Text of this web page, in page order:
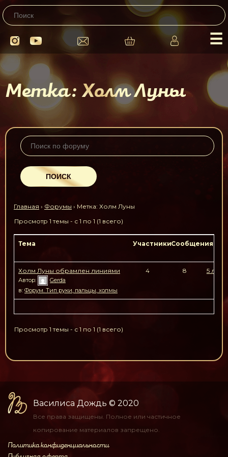
☰
Метка: Холм Луны
Главная › Форумы › Метка: Холм Луны
Просмотр 1 темы - с 1 по 1 (1 всего)
Тема УчастникиСообщения
Холм Луны обрамлен линиями
Автор:
Gerda
в: Форум. Тип руки, пальцы, холмы
4 8
5 лет,
Просмотр 1 темы - с 1 по 1 (1 всего)
Василиса Дождь © 2020
Все права защищены. Полное или частичное
копирование материалов запрещено.
Политика конфиденциальности